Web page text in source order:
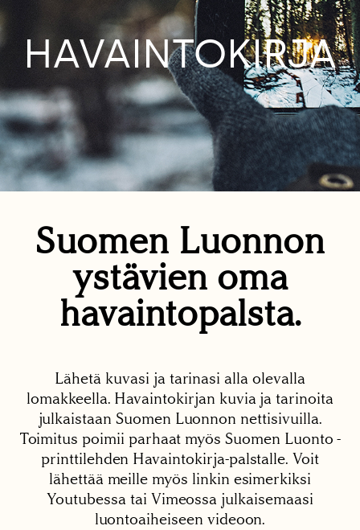
HAVAINTOKIRJA
Suomen Luonnon
ystävien oma
havaintopalsta.
Lähetä kuvasi ja tarinasi alla olevalla
lomakkeella. Havaintokirjan kuvia ja tarinoita
julkaistaan Suomen Luonnon nettisivuilla.
Toimitus poimii parhaat myös Suomen Luonto -
printtilehden Havaintokirja-palstalle. Voit
lähettää meille myös linkin esimerkiksi
Youtubessa tai Vimeossa julkaisemaasi
luontoaiheiseen videoon.